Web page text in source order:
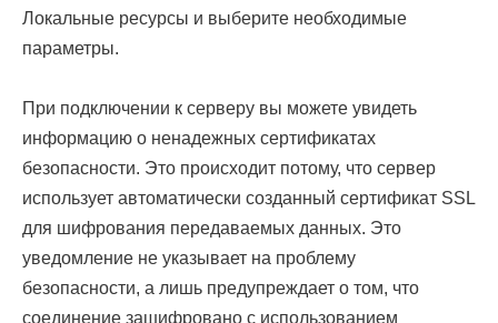
Локальные ресурсы и выберите необходимые
параметры.
При подключении к серверу вы можете увидеть
информацию о ненадежных сертификатах
безопасности. Это происходит потому, что сервер
использует автоматически созданный сертификат SSL
для шифрования передаваемых данных. Это
уведомление не указывает на проблему
безопасности, а лишь предупреждает о том, что
соединение зашифровано с использованием